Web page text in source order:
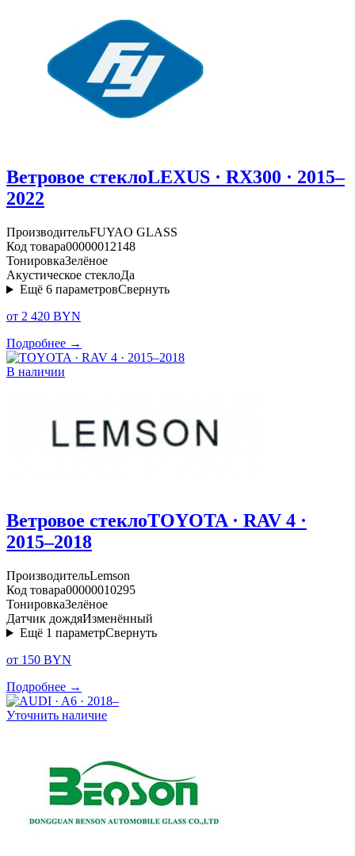
Ветровое стеклоLEXUS · RX300 · 2015–
2022
ПроизводительFUYAO GLASS
Код товара00000012148
ТонировкаЗелёное
Акустическое стеклоДа
Ещё 6 параметровСвернуть
от 2 420 BYN
Подробнее →
В наличии
Ветровое стеклоTOYOTA · RAV 4 ·
2015–2018
ПроизводительLemson
Код товара00000010295
ТонировкаЗелёное
Датчик дождяИзменённый
Ещё 1 параметрСвернуть
от 150 BYN
Подробнее →
Уточнить наличие